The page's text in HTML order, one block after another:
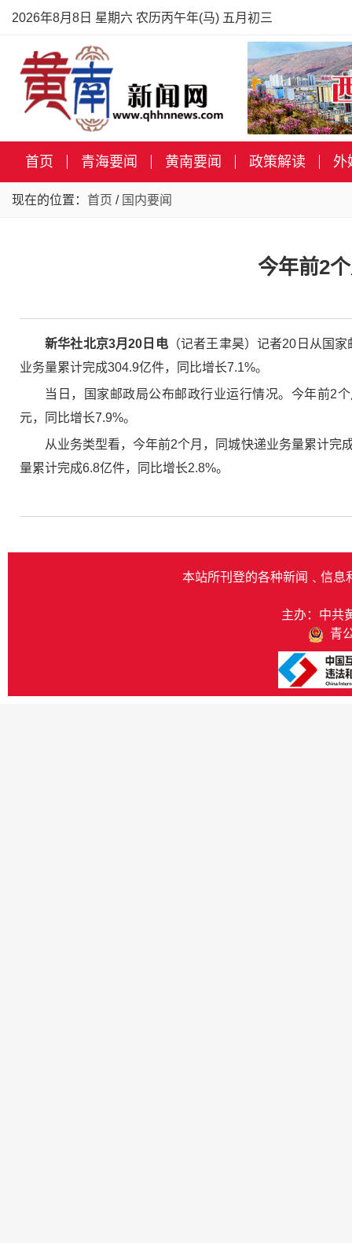
2026年8月8日 星期六 农历丙午年(马) 五月初三
首页 青海要闻 黄南要闻 政策解读 外
现在的位置： 首页 / 国内要闻
今年前2
新华社北京3月20日电（记者王聿昊）记者20日从国
业务量累计完成304.9亿件，同比增长7.1%。
当日，国家邮政局公布邮政行业运行情况。今年前2
元，同比增长7.9%。
从业务类型看，今年前2个月，同城快递业务量累计完
量累计完成6.8亿件，同比增长2.8%。
本站所刊登的各种新闻﹑信息
主办：中共
青